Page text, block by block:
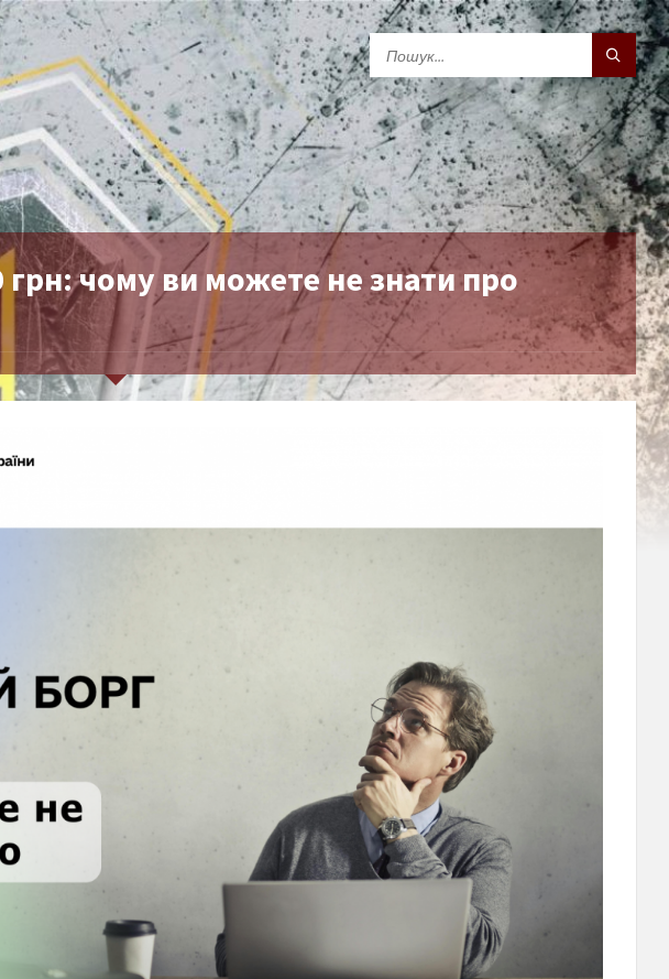
чому ви можете не знати про